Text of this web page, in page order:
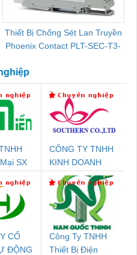
Thiết Bị Chống Sét Lan Truyền
Phoenix Contact PLT-SEC-T3-
SX
CÔNG TY TNHH
KINH DOANH
DỊCH VỤ XNK
PHƯƠNG NAM
CỔ
ĐỘNG
Công Ty TNHH
Thiết Bị Điện